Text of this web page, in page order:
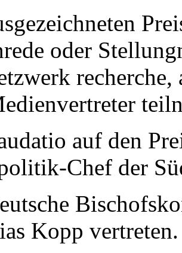
oder
recherche,
auf den
Chef der
Kopp vertreten.